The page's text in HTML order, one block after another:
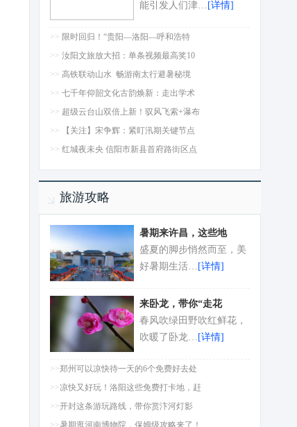
能引发人们津… [详情]
>> 限时回归！“贵阳—洛阳—呼和浩特
>> 汝阳文旅放大招：单条视频最高奖10
>> 高铁联动山水 畅游南太行避暑秘境
>> 七千年仰韶文化古韵焕新：走出学术
>> 超级云台山双倍上新！驭风飞索+瀑布
>>
【关注】宋争辉：紧盯汛期关键节点
>> 红城夜未央 信阳市新县首府路街区点
旅游攻略
暑期来许昌，这些地
盛夏的脚步悄然而至，美
好暑期生活… [详情]
来卧龙，带你“走花
春风吹绿田野吹红鲜花，
吹暖了卧龙… [详情]
>>郑州可以凉快待一天的6个免费好去处
>>凉快又好玩！洛阳这些免费打卡地，赶
>>开封这条游玩路线，带你赏汴河灯影
>>暑期逛河南博物院，保姆级攻略来了！